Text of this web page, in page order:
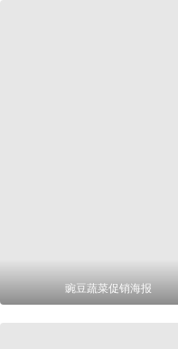
豌豆蔬菜促销海报